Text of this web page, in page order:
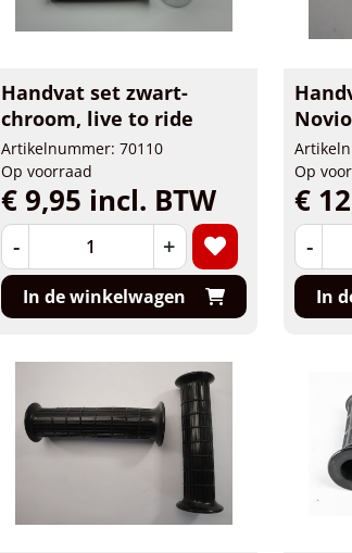
Handvat set zwart-
chroom, live to ride
Artikelnummer: 70110
Op voorraad
€ 9,95 incl. BTW
- +
In de winkelwagen
Op
€
-
In